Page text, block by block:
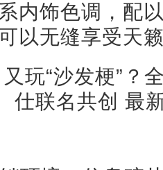
内饰色调，配
以无缝享受天